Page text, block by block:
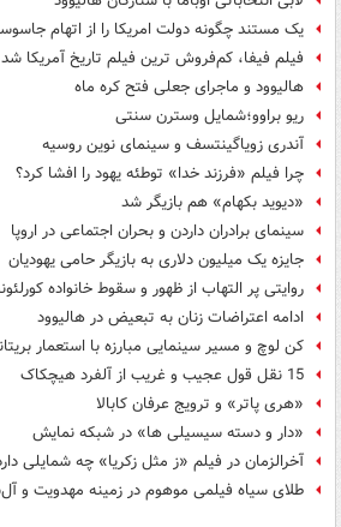
یک مستند چگونه دولت امریکا را از اتهام
فیلم فیفا، کم‌فروش ترین فیلم تاریخ آمریکا شد
هالیوود و ماجرای جعلی فتح کره ماه
ریو براوو؛شمایل وسترن سنتی
آندری زویاگینتسف و سینمای نوین روسیه
چرا فیلم «فرزند خدا» توطئه یهود را افشا کرد؟
«دیوید بکهام» هم بازیگر شد
سینمای برادران داردن و بحران اجتماعی در اروپا
جایزه یک میلیون دلاری به بازیگر حامی یهودیان
روایتی پر التهاب از ظهور و سقوط خانواده
ادامه اعتراضات زنان به تبعیض در هالیوود
کن لوچ و مسیر سینمایی مبارزه با استعمار
15 نقل قول عجیب و غریب از آلفرد هیچکاک
«هری پاتر» و ترویج عرفان کابالا
«دار و دسته سیسیلی ها» در شبکه نمایش
آخرالزمان در فیلم «ز مثل زکریا» چه شمایلی
طلای سیاه فیلمی موهوم در زمینه مهدویت و